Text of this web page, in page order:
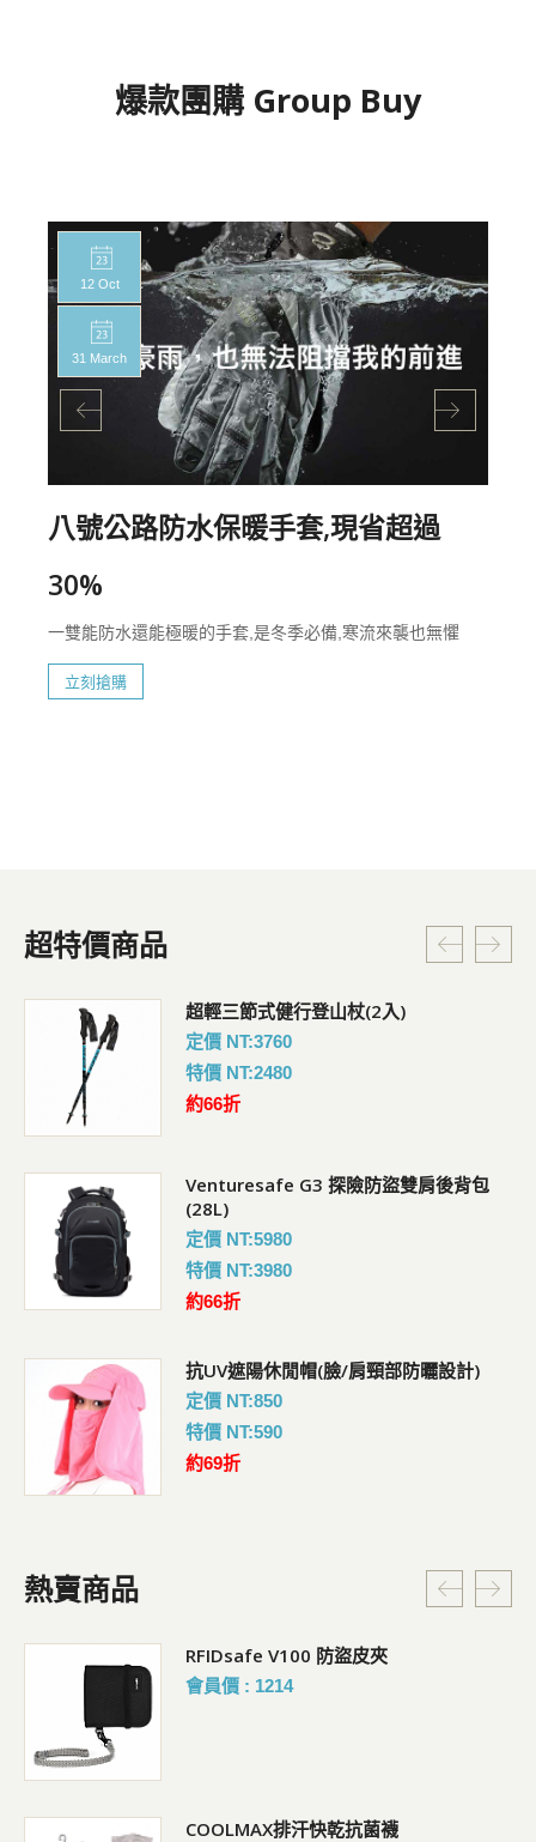
爆款團購 Group Buy
12 Oct
31 March
八號公路防水保暖手套,現省超過
30%
一雙能防水還能極暖的手套,是冬季必備,寒流來襲也無懼
立刻搶購
超特價商品
超輕三節式健行登山杖(2入)
定價 NT:3760
特價 NT:2480
約66折
Venturesafe G3 探險防盜雙肩後背包
(28L)
定價 NT:5980
特價 NT:3980
約66折
抗UV遮陽休閒帽(臉/肩頸部防曬設計)
定價 NT:850
特價 NT:590
約69折
熱賣商品
RFIDsafe V100 防盜皮夾
會員價 : 1214
COOLMAX排汗快乾抗菌襪